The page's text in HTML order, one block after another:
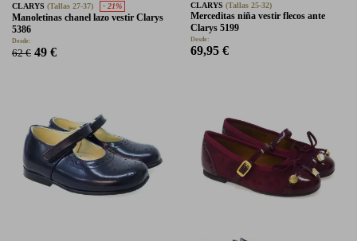
CLARYS (Tallas 27-37) - 21%
Manoletinas chanel lazo vestir Clarys
5386
Desde:
62 € 49 €
CLARYS (Tallas 25-32)
Merceditas niña vestir flecos ante
Clarys 5199
Desde:
69,95 €